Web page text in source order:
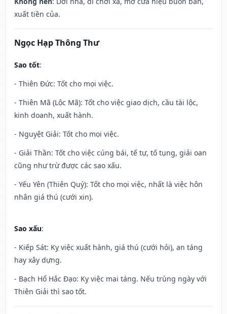
xuất tiền của.
Ngọc Hạp Thông Thư
Sao tốt:
- Thiên Đức: Tốt cho mọi việc.
- Thiên Mã (Lộc Mã): Tốt cho việc giao dịch, cầu tài lộc,
kinh doanh, xuất hành.
- Nguyệt Giải: Tốt cho mọi việc.
- Giải Thần: Tốt cho việc cúng bái, tế tự, tố tụng, giải oan
cũng như trừ được các sao xấu.
- Yếu Yên (Thiên Quý): Tốt cho mọi việc, nhất là việc hôn
nhân giá thú (cưới xin).
Sao xấu:
- Kiếp Sát: Kỵ việc xuất hành, giá thú (cưới hỏi), an táng
hay xây dựng.
- Bạch Hổ Hắc Đạo: Kỵ việc mai táng. Nếu trùng ngày với
Thiên Giải thì sao tốt.